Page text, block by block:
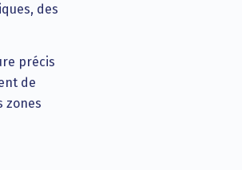
des
précis
de
zones